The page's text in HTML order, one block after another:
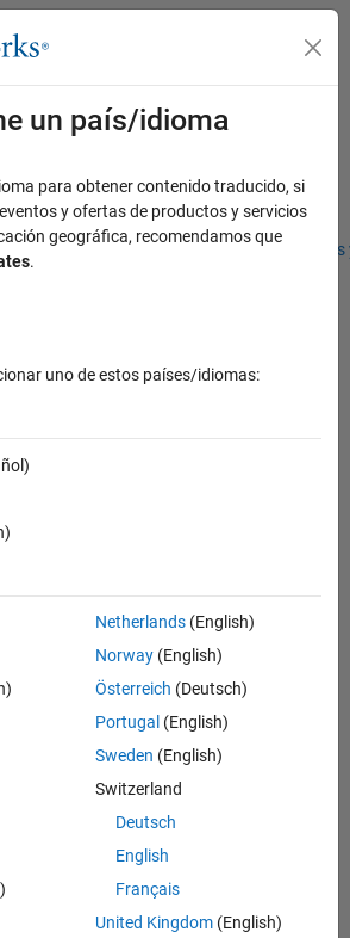
de empleo Oficinas locales
un país/idioma
para obtener contenido traducido, si
y ofertas de productos y servicios
geográfica, recomendamos que
.
uno de estos países/idiomas:
Netherlands(English)
Norway(English)
Österreich (Deutsch)
Portugal (English)
Sweden (English)
Switzerland
Deutsch
English
Français
United Kingdom(English)